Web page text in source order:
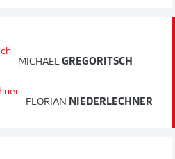
MICHAEL GREGORITSCH
FLORIAN NIEDERLECHNER